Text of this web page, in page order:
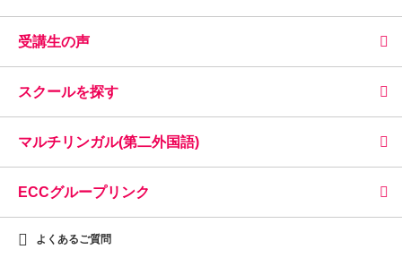
受講生の声
スクールを探す
マルチリンガル(第二外国語)
ECCグループリンク
よくあるご質問